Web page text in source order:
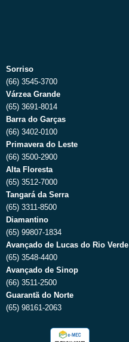
Sorriso
(66) 3545-3700
Várzea Grande
(65) 3691-8014
Barra do Garças
(66) 3402-0100
Primavera do Leste
(66) 3500-2900
Alta Floresta
(65) 3512-7000
Tangará da Serra
(65) 3311-8500
Diamantino
(65) 99807-1834
Avançado de Lucas do Rio Verde
(65) 3548-4400
Avançado de Sinop
(66) 3511-2500
Guarantã do Norte
(65) 98161-2063